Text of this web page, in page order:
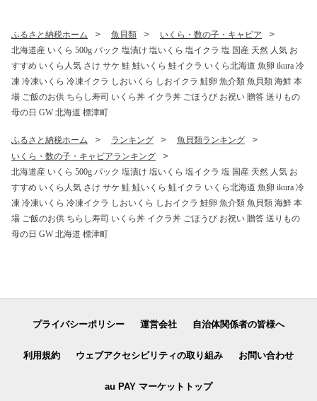
カニ脚 かに北海道 北海道産
魚貝類 魚介類 海鮮 魚介 魚貝
お盆 お祝い プレゼント 北海
道 標津町
ふるさと納税ホーム 魚貝類
いくら・数の子・キャビア
北海道産 いくら 500g パック 塩漬け 塩いくら 塩イクラ 塩 国産 天然 人気 お
すすめ いくら人気 さけ サケ 鮭 鮭いくら 鮭イクラ いくら北海道 魚卵 ikura 冷
凍 冷凍いくら 冷凍イクラ しおいくら しおイクラ 鮭卵 魚介類 魚貝類 海鮮 本
場 ご飯のお供 ちらし寿司 いくら丼 イクラ丼 ごほうび お祝い 贈答 送りもの
母の日 GW 北海道 標津町
ふるさと納税ホーム ランキング
魚貝類ランキング
いくら・数の子・キャビアランキング
北海道産 いくら 500g パック 塩漬け 塩いくら 塩イクラ 塩 国産 天然 人気 お
すすめ いくら人気 さけ サケ 鮭 鮭いくら 鮭イクラ いくら北海道 魚卵 ikura 冷
凍 冷凍いくら 冷凍イクラ しおいくら しおイクラ 鮭卵 魚介類 魚貝類 海鮮 本
場 ご飯のお供 ちらし寿司 いくら丼 イクラ丼 ごほうび お祝い 贈答 送りもの
母の日 GW 北海道 標津町
プライバシーポリシー 運営会社 自治体関係者の皆様へ
利用規約 ウェブアクセシビリティの取り組み お問い合わせ
au PAY マーケットトップ